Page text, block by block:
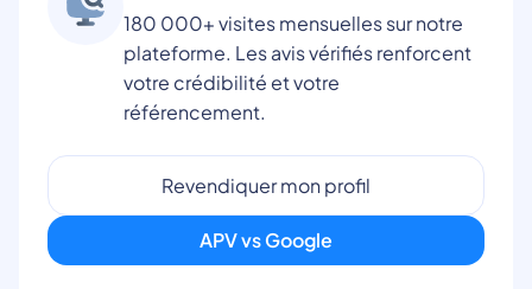
180 000+ visites mensuelles sur notre
plateforme. Les avis vérifiés renforcent
votre crédibilité et votre
référencement.
Revendiquer mon profil
APV vs Google